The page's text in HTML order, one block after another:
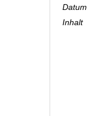
Datum
Inhalt